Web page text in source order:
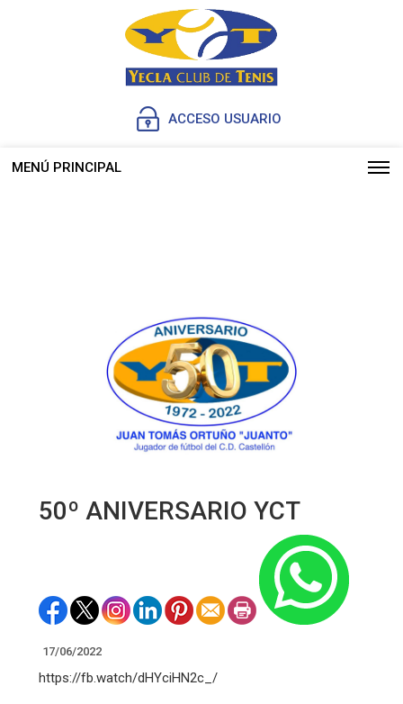
ACCESO USUARIO
MENÚ PRINCIPAL
50º ANIVERSARIO YCT
17/06/2022
https://fb.watch/dHYciHN2c_/